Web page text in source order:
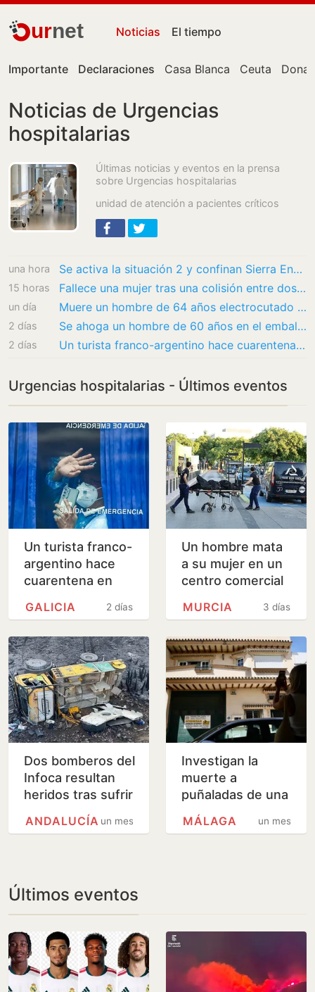
urnet Noticias El tiempo
Importante Declaraciones Casa Blanca Ceuta
Noticias de Urgencias
hospitalarias
Últimas noticias y eventos en la prensa
sobre Urgencias hospitalarias
unidad de atención a pacientes críticos
una hora Se activa la situación 2 y confinan Sierra Engarcerán por el humo del incendio forestal
15 horas Fallece una mujer tras una colisión entre dos coches en N-111 en Soria
un día Muere un hombre de 64 años electrocutado en una torre eléctrica de Bailén
2 días Se ahoga un hombre de 60 años en el embalse abulense de La Aceña
2 días Un turista franco-argentino hace cuarentena en Galicia por hantavirus
Urgencias hospitalarias - Últimos eventos
Un turista franco-
argentino hace
cuarentena en
hantavirus
2 días
GALICIA
Un hombre mata
a su mujer en un
centro comercial
huir
3 días
MURCIA
Dos bomberos del
Infoca resultan
heridos tras sufrir
un accidente con
su camión enun mes
ANDALUCÍA
Investigan la
muerte a
puñaladas de una
madre y su hija
tras un incendio
un mes
MÁLAGA
Últimos eventos